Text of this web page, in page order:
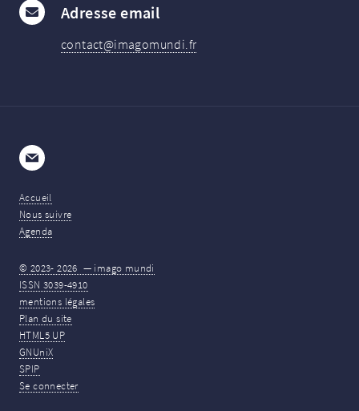
Adresse email
contact@imagomundi.fr
Accueil
Nous suivre
Agenda
© 2023-2026 — imago mundi
ISSN 3039-4910
mentions légales
Plan du site
HTML5 UP
GNUniX
SPIP
Se connecter